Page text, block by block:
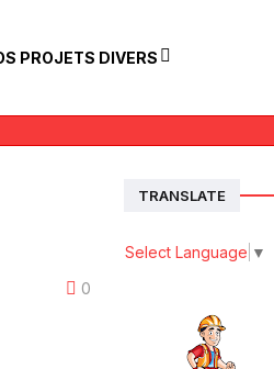
PROJETS DIVERS
0
TRANSLATE
Select Language ▼